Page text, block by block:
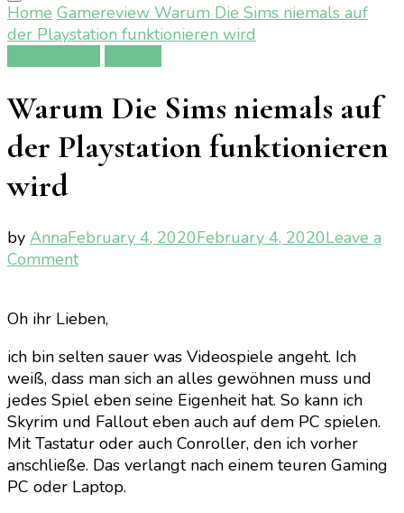
Home Gamereview Warum Die Sims niemals auf
der Playstation funktionieren wird
Warum Die Sims niemals auf
der Playstation funktionieren
wird
by AnnaFebruary 4, 2020February 4, 2020Leave a
Commenton
Sims
auf
der
Playstation
funktionieren
wird
Oh ihr Lieben,
ich bin selten sauer was Videospiele angeht. Ich
weiß, dass man sich an alles gewöhnen muss und
jedes Spiel eben seine Eigenheit hat. So kann ich
Skyrim und Fallout eben auch auf dem PC spielen.
Mit Tastatur oder auch Conroller, den ich vorher
anschließe. Das verlangt nach einem teuren Gaming
PC oder Laptop.